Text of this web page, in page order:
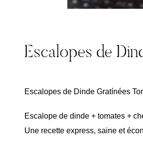
Escalopes de
Escalopes de Dinde Gratínées
Escalope de dinde + tomates +
Une recette express, saine et